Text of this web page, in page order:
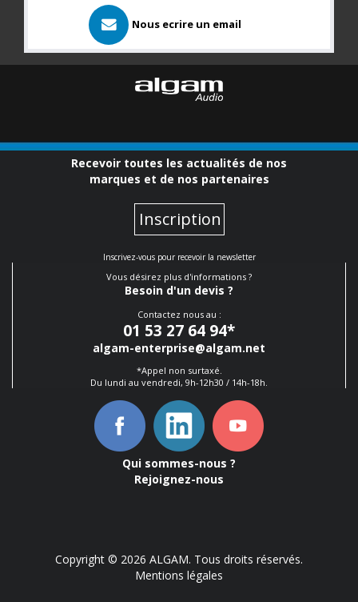
Nous ecrire un email
Recevoir toutes les actualités de nos
marques et de nos partenaires
Inscription
Inscrivez-vous pour recevoir la newsletter
Vous désirez plus d'informations ?
Besoin d'un devis ?
Contactez nous au :
01 53 27 64 94*
algam-enterprise@algam.net
*Appel non surtaxé.
Du lundi au vendredi, 9h-12h30 / 14h-18h.
Qui sommes-nous ?
Rejoignez-nous
Copyright © 2026 ALGAM. Tous droits réservés.
Mentions légales